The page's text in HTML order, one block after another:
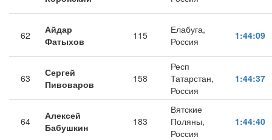
62
Айдар
Фатыхов
115
Елабуга,
Россия
1:44:09
63
Сергей
Пивоваров
158
Респ
Татарстан,
Россия
1:44:37
64
Алексей
Бабушкин
183
Вятские
Поляны,
Россия
1:44:40